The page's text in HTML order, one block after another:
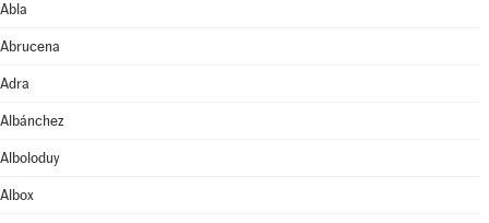
Abla
Abrucena
Adra
Albánchez
Alboloduy
Albox